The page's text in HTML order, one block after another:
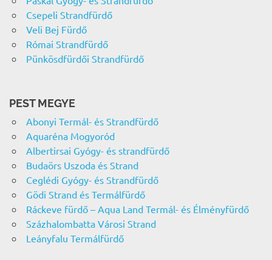
Csepeli Strandfürdő
Veli Bej Fürdő
Római Strandfürdő
Pünkösdfürdői Strandfürdő
PEST MEGYE
Abonyi Termál- és Strandfürdő
Aquaréna Mogyoród
Albertirsai Gyógy- és strandfürdő
Budaörs Uszoda és Strand
Ceglédi Gyógy- és Strandfürdő
Gödi Strand és Termálfürdő
Ráckeve fürdő – Aqua Land Termál- és Élményfürdő
Százhalombatta Városi Strand
Leányfalu Termálfürdő